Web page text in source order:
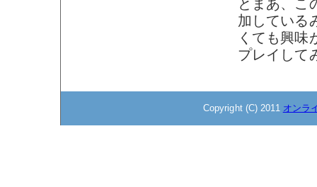
とまあ、こ
加している
くても興味
プレイして
Copyright (C) 2011 オンラ